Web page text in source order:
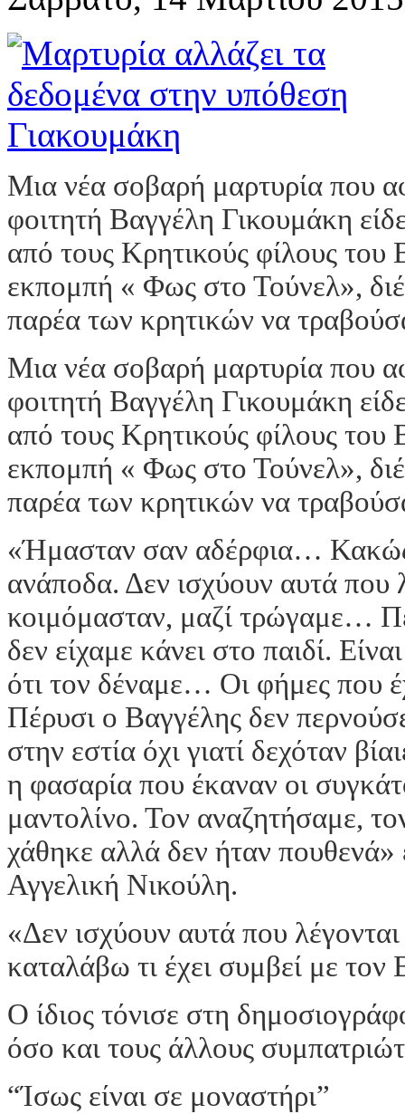
Μια νέα σοβαρή μαρτυρία που
φοιτητή Βαγγέλη Γικουμάκη
από τους Κρητικούς φίλους του
εκπομπή « Φως στο Τούνελ»,
παρέα των κρητικών να
Μια νέα σοβαρή μαρτυρία που
φοιτητή Βαγγέλη Γικουμάκη
από τους Κρητικούς φίλους του
εκπομπή « Φως στο Τούνελ»,
παρέα των κρητικών να
«Ήμασταν σαν αδέρφια… Κακώς
ανάποδα. Δεν ισχύουν αυτά
κοιμόμασταν, μαζί τρώγαμε…
δεν είχαμε κάνει στο παιδί.
ότι τον δέναμε… Οι φήμες που
Πέρυσι ο Βαγγέλης δεν
στην εστία όχι γιατί δεχόταν
η φασαρία που έκαναν οι
μαντολίνο. Τον αναζητήσαμε,
χάθηκε αλλά δεν ήταν
Αγγελική Νικούλη.
«Δεν ισχύουν αυτά που
καταλάβω τι έχει συμβεί με
Ο ίδιος τόνισε στη
όσο και τους άλλους
“Ίσως είναι σε μοναστήρι”